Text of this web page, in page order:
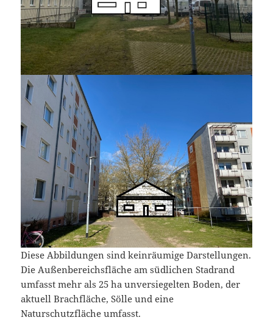
Diese Abbildungen sind keinräumige Darstellungen.
Die Außenbereichsfläche am südlichen Stadrand
umfasst mehr als 25 ha unversiegelten Boden, der
aktuell Brachfläche, Sölle und eine
Naturschutzfläche umfasst.